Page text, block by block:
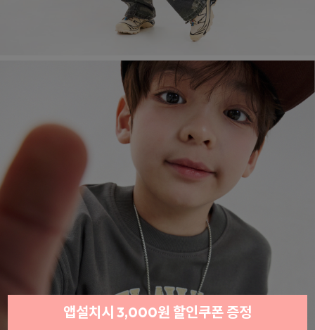
앱설치시 3,000원 할인쿠폰 증정